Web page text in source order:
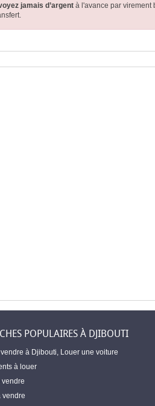
jamais d’argent à l'avance par virement
POPULAIRES À DJIBOUTI
à Djibouti Louer une voiture
à louer
vendre
vendre